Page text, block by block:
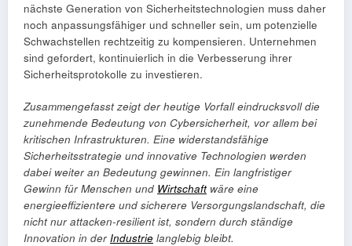
nächste Generation von Sicherheitstechnologien muss daher
noch anpassungsfähiger und schneller sein, um potenzielle
Schwachstellen rechtzeitig zu kompensieren. Unternehmen
sind gefordert, kontinuierlich in die Verbesserung ihrer
Sicherheitsprotokolle zu investieren.
Zusammengefasst zeigt der heutige Vorfall eindrucksvoll die
zunehmende Bedeutung von Cybersicherheit, vor allem bei
kritischen Infrastrukturen. Eine widerstandsfähige
Sicherheitsstrategie und innovative Technologien werden
dabei weiter an Bedeutung gewinnen. Ein langfristiger
Gewinn für Menschen und Wirtschaftwäre eine
energieeffizientere und sicherere Versorgungslandschaft, die
nicht nur attacken-resilient ist, sondern durch ständige
Innovation in der Industrie langlebig bleibt.